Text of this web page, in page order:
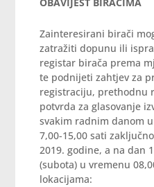
Zainteresirani birači
zatražiti dopunu ili
registar birača prema
te podnijeti zahtjev za
registraciju, prethodnu
potvrda za glasovanje
svakim radnim danom
7,00-15,00 sati
2019. godine, a na dan
(subota) u vremenu
lokacijama: